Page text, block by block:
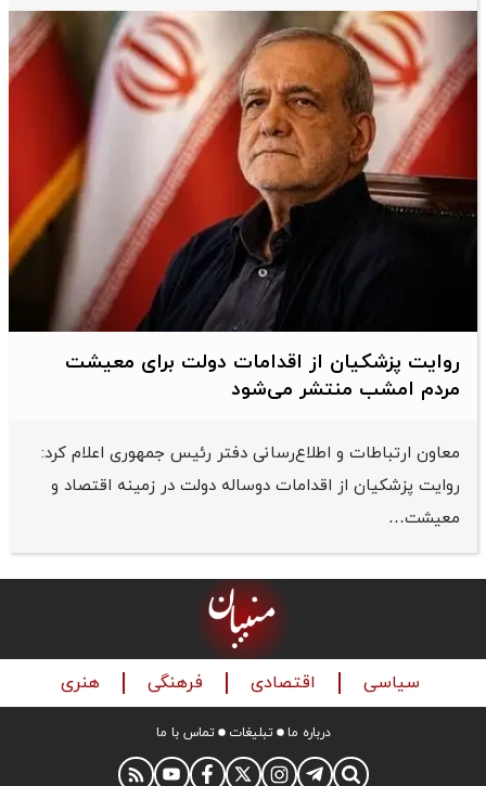
روایت پزشکیان از اقدامات دولت برای معیشت
مردم امشب منتشر می‌شود
معاون ارتباطات و اطلاع‌رسانی دفتر رئیس جمهوری اعلام کرد:
روایت پزشکیان از اقدامات دوساله دولت در زمینه اقتصاد و
معیشت…
سیاسی اقتصادی فرهنگی هنری
درباره ما تبلیغات تماس با ما